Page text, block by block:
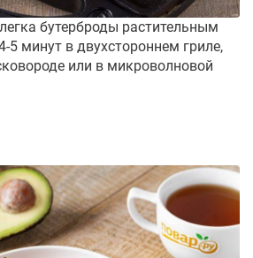
бутерброды растительным
5 минут в двухстороннем гриле,
или в микроволновой